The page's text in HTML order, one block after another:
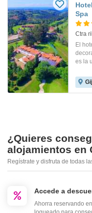
Spa
El
es la
¿Quieres
alojamientos en
Regístrate y disfruta de todas
Accede a
Ahorra reservando